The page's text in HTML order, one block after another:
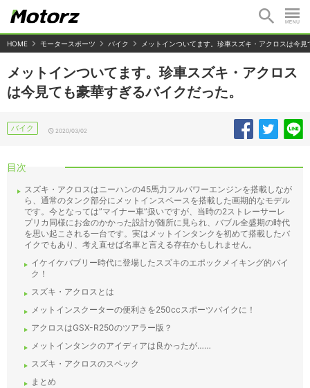
HOME モータースポーツ バイク メットインついてます。珍車スズキ・アクロスは今
メットインついてます。珍車スズキ・アクロス
は今見ても豪華すぎるバイクだった。
バイク 2020/03/02
目次
スズキ・アクロスはニーハンの45馬力フルパワーエンジンを搭載しなが
ら、通常のタンク部分にメットインスペースを搭載した画期的なモデル
です。今となっては”マイナー車”扱いですが、当時の2ストレーサーレ
プリカ同様にお金のかかった設計が随所に見られ、バブル全盛期の時代
を思い起こされる一台です。実はメットインタンクを初めて搭載したバ
イクでもあり、考え直せば名車と言える存在かもしれません。
イケイケバブリー時代に登場したスズキのエポックメイキング的バイ
ク！
スズキ・アクロスとは
メットインスクーターの便利さを250ccスポーツバイクに！
アクロスはGSX-R250のツアラー版？
メットインタンクのアイディアは良かったが……
スズキ・アクロスのスペック
まとめ